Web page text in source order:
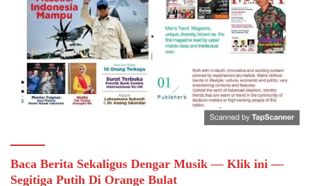
Baca Berita Sekaligus Dengar Musik — Klik ini —
Segitiga Putih Di Orange Bulat